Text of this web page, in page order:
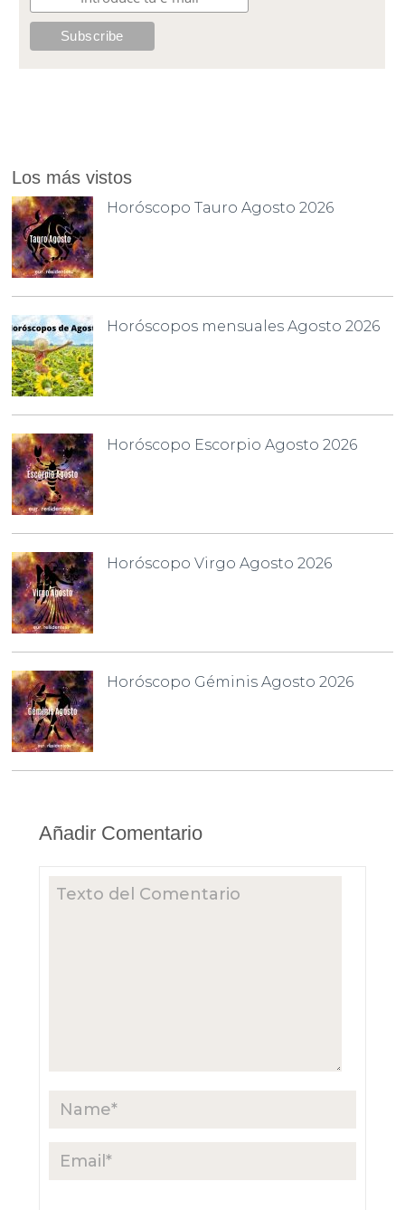
Los más vistos
Horóscopo Tauro Agosto 2026
Horóscopos mensuales Agosto 2026
Horóscopo Escorpio Agosto 2026
Horóscopo Virgo Agosto 2026
Horóscopo Géminis Agosto 2026
Añadir Comentario